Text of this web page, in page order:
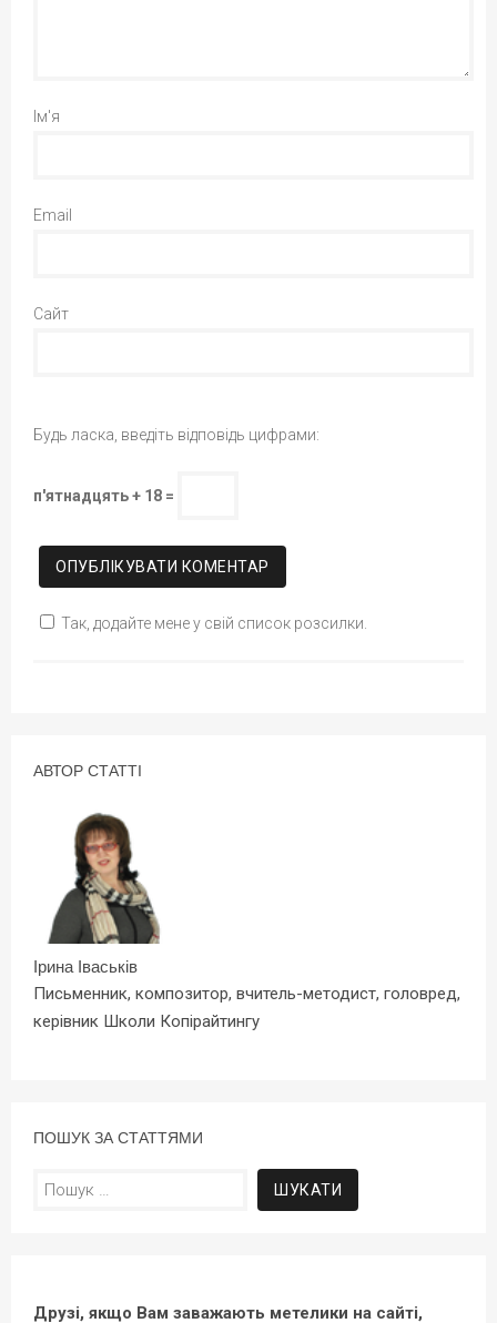
Ім'я
Email
Сайт
Будь ласка, введіть відповідь цифрами:
п'ятнадцять + 18 =
Так, додайте мене у свій список розсилки.
АВТОР СТАТТІ
Ірина Іваськів
Письменник, композитор, вчитель-методист, головред,
керівник Школи Копірайтингу
ПОШУК ЗА СТАТТЯМИ
Пошук:
Друзі, якщо Вам заважають метелики на сайті,